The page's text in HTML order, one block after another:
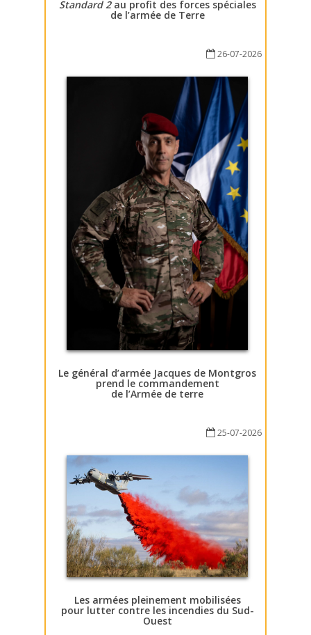
Standard 2au profit des forces spéciales
de l’armée de Terre
26-07-2026
Le général d’armée Jacques de Montgros
prend le commandement
de l’Armée de terre
25-07-2026
Les armées pleinement mobilisées
pour lutter contre les incendies du Sud-
Ouest